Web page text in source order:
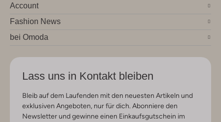
Account
Fashion News
bei Omoda
Lass uns in Kontakt bleiben
Bleib auf dem Laufenden mit den neuesten Artikeln und
exklusiven Angeboten, nur für dich. Abonniere den
Newsletter und gewinne einen Einkaufsgutschein im